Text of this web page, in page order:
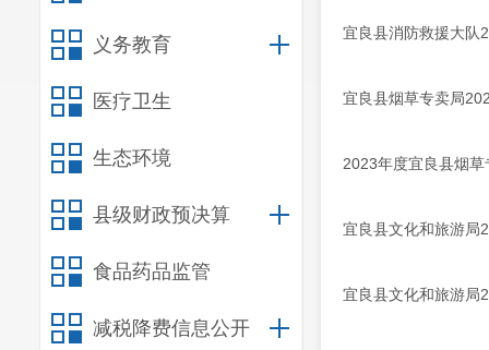
义务教育
医疗卫生
生态环境
县级财政预决算
食品药品监管
减税降费信息公开
宜良县消防救援大队
宜良县烟草专卖局
2023年度宜良县烟草
宜良县文化和旅游局
宜良县文化和旅游局